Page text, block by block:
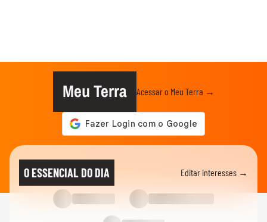
Meu Terra Acessar o Meu Terra →
O ESSENCIAL DO DIA Editar interesses →